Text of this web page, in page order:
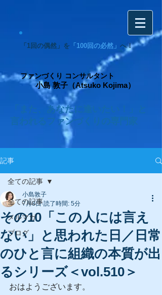
「1回の偶然」を 「100回の必然」 へ！
ファンづくり コンサルタント
小島 敦子（Atsuko Kojima）
「また、あなたに逢いたい！」と
言われるファンづくりの専門家
記事
全ての記事
メルマガ
ブログ
全ての記事
その10「この人には言え
ない」と思われた日／日常
のひと言に組織の本質が出
るシリーズ＜vol.510＞
小島敦子
7月8日 読了時間: 5分
おはようございます。